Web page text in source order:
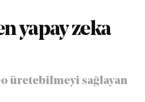
yapay zeka
üretebilmeyi sağlayan